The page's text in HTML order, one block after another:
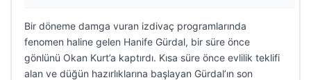
Bir döneme damga vuran izdivaç programlarında
fenomen haline gelen Hanife Gürdal, bir süre önce
gönlünü Okan Kurt’a kaptırdı. Kısa süre önce evlilik teklifi
alan ve düğün hazırlıklarına başlayan Gürdal’ın son